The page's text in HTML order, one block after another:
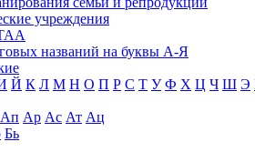
учреждения
названий на буквы А-Я
Й К Л М Н О П Р С Т У Ф Х Ц Ч Ш Э
Ап Ар Ас Ат Ац
Бь